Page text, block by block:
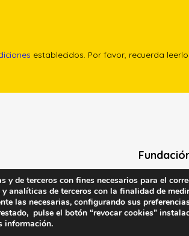
establecidos. Por favor, recuerda
Calle Edgar
(antes
28020
y de terceros con fines necesarios para el
analíticas de terceros con la finalidad de
las necesarias, configurando sus
pulse el botón “revocar cookies”
información.